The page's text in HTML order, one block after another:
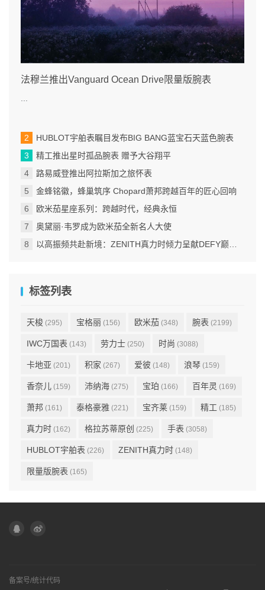
法穆兰推出Vanguard Ocean Drive限量版腕表
HUBLOT宇舶表瞩目发布BIG BANG蓝宝石天蓝色腕表
精工推出星时孤品腕表 赠予大谷翔平
路易威登推出阿拉斯加之旅怀表
金蜂铭徽，蜂巢筑序 Chopard萧邦跨越百年的匠心回响
欧米茄星座系列：跨越时代，经典永恒
奥黛丽·韦罗成为欧米茄全新名人大使
以高振频共赴新境：ZENITH真力时倾力呈献DEFY巅峰系列EXTREME ULTRAVIOLET腕表
标签列表
天梭 (295) 宝格丽 (156) 欧米茄 (348) 腕表 (2199)
IWC万国表 (143) 劳力士 (250) 时尚 (3088)
卡地亚 (201) 积家 (267) 爱彼 (148) 浪琴 (159)
香奈儿 (159) 沛纳海 (275) 宝珀 (166) 百年灵 (169)
萧邦 (161) 泰格豪雅 (221) 宝齐莱 (159) 精工 (185)
真力时 (162) 格拉苏蒂原创 (225) 手表 (3058)
HUBLOT宇舶表 (226) ZENITH真力时 (148)
限量版腕表 (165)
备案号/统计代码